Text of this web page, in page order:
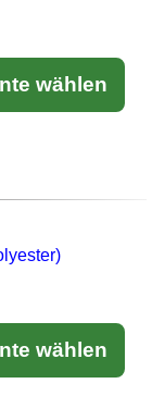
wählen
wählen